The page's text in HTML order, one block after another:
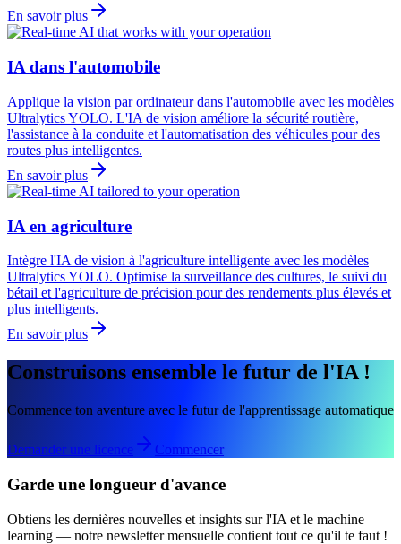
En savoir plus
IA dans l'automobile
Applique la vision par ordinateur dans l'automobile avec les modèles
Ultralytics YOLO. L'IA de vision améliore la sécurité routière,
l'assistance à la conduite et l'automatisation des véhicules pour des
routes plus intelligentes.
En savoir plus
IA en agriculture
Intègre l'IA de vision à l'agriculture intelligente avec les modèles
Ultralytics YOLO. Optimise la surveillance des cultures, le suivi du
bétail et l'agriculture de précision pour des rendements plus élevés et
plus intelligents.
En savoir plus
Construisons ensemble le futur de l'IA !
Commence ton aventure avec le futur de l'apprentissage automatique
Demander une licence Commencer
Garde une longueur d'avance
Obtiens les dernières nouvelles et insights sur l'IA et le machine
learning — notre newsletter mensuelle contient tout ce qu'il te faut !